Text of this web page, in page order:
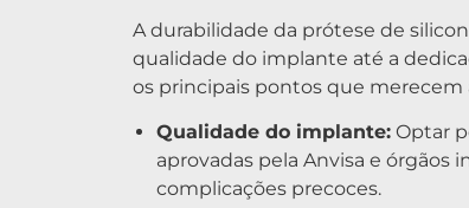
A durabilidade da prótese de
qualidade do implante até a
os principais pontos que merecem
Qualidade do implante: Optar
aprovadas pela Anvisa e
complicações precoces.